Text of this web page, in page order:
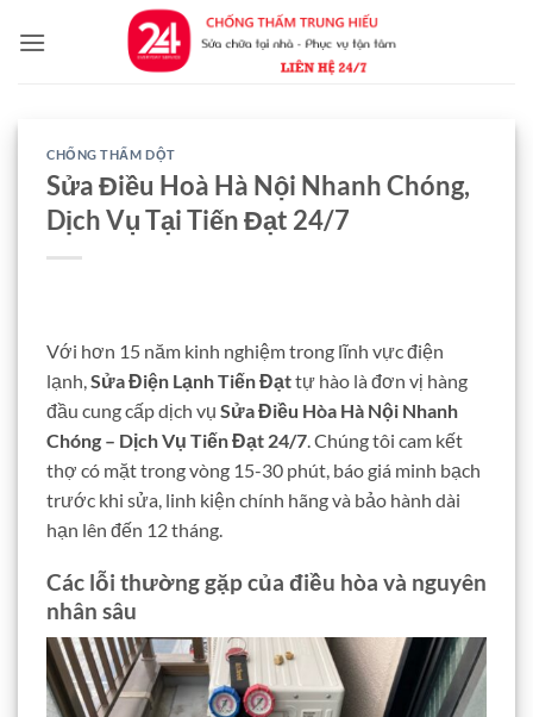
qua
CHỐNG THẤM DỘT
Sửa Điều Hoà Hà Nội Nhanh Chóng,
Dịch Vụ Tại Tiến Đạt 24/7
Với hơn 15 năm kinh nghiệm trong lĩnh vực điện
lạnh, Sửa Điện Lạnh Tiến Đạttự hào là đơn vị hàng
đầu cung cấp dịch vụ Sửa Điều Hòa Hà Nội Nhanh
Chóng – Dịch Vụ Tiến Đạt 24/7 . Chúng tôi cam kết
thợ có mặt trong vòng 15-30 phút, báo giá minh bạch
trước khi sửa, linh kiện chính hãng và bảo hành dài
hạn lên đến 12 tháng.
Các lỗi thường gặp của điều hòa và nguyên
nhân sâu